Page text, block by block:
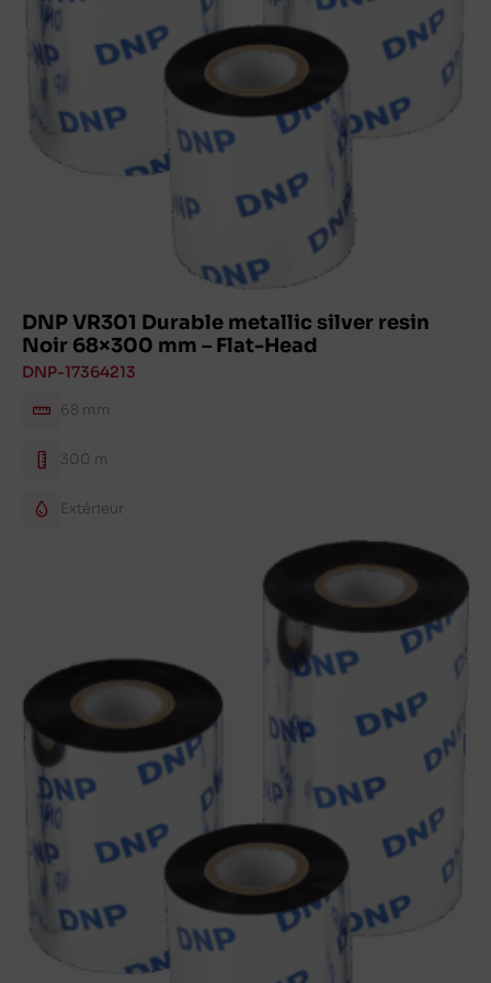
DNP VR301 Durable metallic silver resin
Noir 68×300 mm – Flat-Head
DNP-17364213
68 mm
300 m
Extérieur